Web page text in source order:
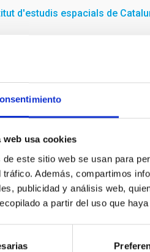
web usa cookies
de este sitio web se usan para
tráfico. Además, compartimos
publicidad y análisis web,
a partir del uso que
d'estudis espacials de
Rueda de